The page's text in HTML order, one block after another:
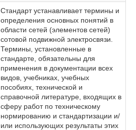
Стандарт устанавливает термины и
определения основных понятий в
области сетей (элементов сетей)
сотовой подвижной электросвязи.
Термины, установленные в
стандарте, обязательны для
применения в документации всех
видов, учебниках, учебных
пособиях, технической и
справочной литературе, входящих в
сферу работ по техническому
нормированию и стандартизации и/
или использующих результаты этих